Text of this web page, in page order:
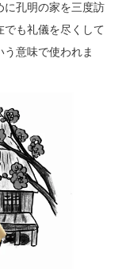
孔明の家を三度訪
も礼儀を尽くして
意味で使われま